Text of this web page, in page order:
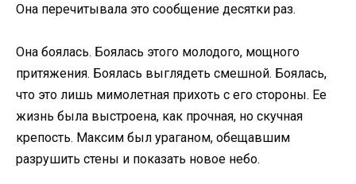
Она перечитывала это сообщение десятки раз.
Она боялась. Боялась этого молодого, мощного
притяжения. Боялась выглядеть смешной. Боялась,
что это лишь мимолетная прихоть с его стороны. Ее
жизнь была выстроена, как прочная, но скучная
крепость. Максим был ураганом, обещавшим
разрушить стены и показать новое небо.